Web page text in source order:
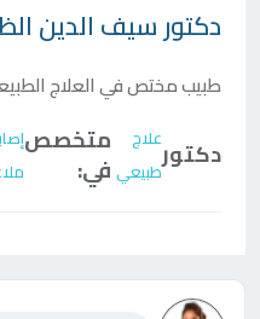
دكتور سيف الدين
طبيب مختص في العلاج
دكتورعلاج
طبيعي
متخصص
في: